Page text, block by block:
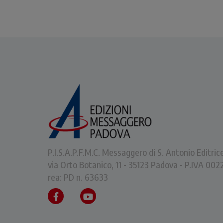
P.I.S.A.P.F.M.C. Messaggero di S. Antonio
via Orto Botanico, 11 - 35123 Padova - P.IVA
rea: PD n. 63633